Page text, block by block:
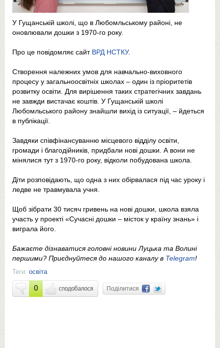
У Гущанській школі, що в Любомльському районі, не
оновлювали дошки з 1970-го року.
Про це повідомляє сайт ВРД НСТКУ.
Створення належних умов для навчально-виховного
процесу у загальноосвітніх школах – один із пріоритетів
розвитку освіти. Для вирішення таких стратегічних завдань
не завжди вистачає коштів. У Гущанській школі
Любомльського району знайшли вихід із ситуації, – йдеться
в публікації.
Завдяки співфінансуванню місцевого відділу освіти,
громади і благодійників, придбали нові дошки. А вони не
мінялися тут з 1970-го року, відколи побудована школа.
Діти розповідають, що одна з них обірвалася під час уроку і
ледве не травмувала учня.
Щоб зібрати 30 тисяч гривень на нові дошки, школа взяла
участь у проекті «Сучасні дошки – місток у країну знань» і
виграла його.
Бажаєте дізнаватися головні новини Луцька та Волині
першими? Приєднуйтеся до нашого каналу в Telegram!
Теги: освіта
0 Поділитися